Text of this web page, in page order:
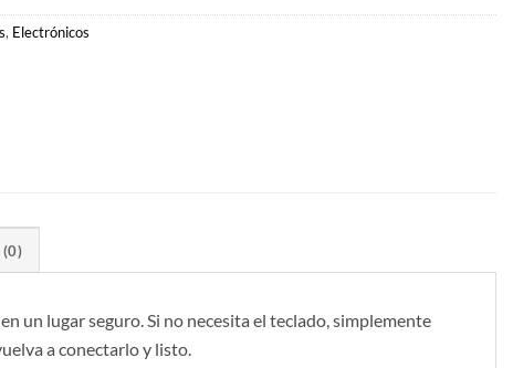
, Electrónicos
(0)
un lugar seguro. Si no necesita el teclado, simplemente
a conectarlo y listo.